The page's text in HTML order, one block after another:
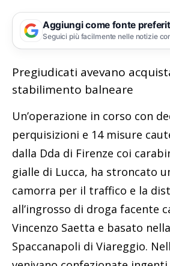
Aggiungi come fonte
Seguici più facilmente nelle notizie
Pregiudicati avevano
stabilimento balneare
Un’operazione in corso con
perquisizioni e 14 misure
dalla Dda di Firenze coi
gialle di Lucca, ha stroncato
camorra per il traffico e la
all’ingrosso di droga facente
Vincenzo Saetta e basato
Spaccanapoli di Viareggio.